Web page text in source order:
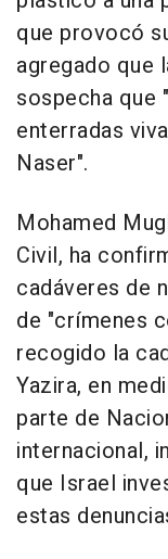
que provocó
agregado que
sospecha que
enterradas
Naser".
Mohamed
Civil, ha
cadáveres de
de "crímenes
recogido la
Yazira, en
parte de
internacional,
que Israel
estas